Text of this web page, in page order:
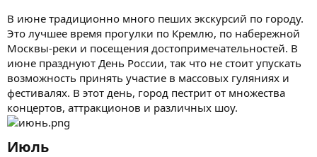
В июне традиционно много пеших экскурсий по городу.
Это лучшее время прогулки по Кремлю, по набережной
Москвы-реки и посещения достопримечательностей. В
июне празднуют День России, так что не стоит упускать
возможность принять участие в массовых гуляниях и
фестивалях. В этот день, город пестрит от множества
концертов, аттракционов и различных шоу.
Июль​